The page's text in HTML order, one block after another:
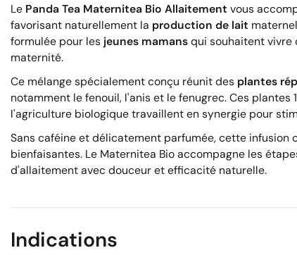
Le Panda Tea Maternitea Bio Allaitement vous
favorisant naturellement la production de lait
formulée pour les jeunes mamansqui souhaitent vivre
maternité.
Ce mélange spécialement conçu réunit des plantes
notamment le fenouil, l'anis et le fenugrec. Ces
l'agriculture biologique travaillent en synergie pour
Sans caféine et délicatement parfumée, cette infusion
bienfaisantes. Le Maternitea Bio accompagne les
d'allaitement avec douceur et efficacité naturelle.
Indications